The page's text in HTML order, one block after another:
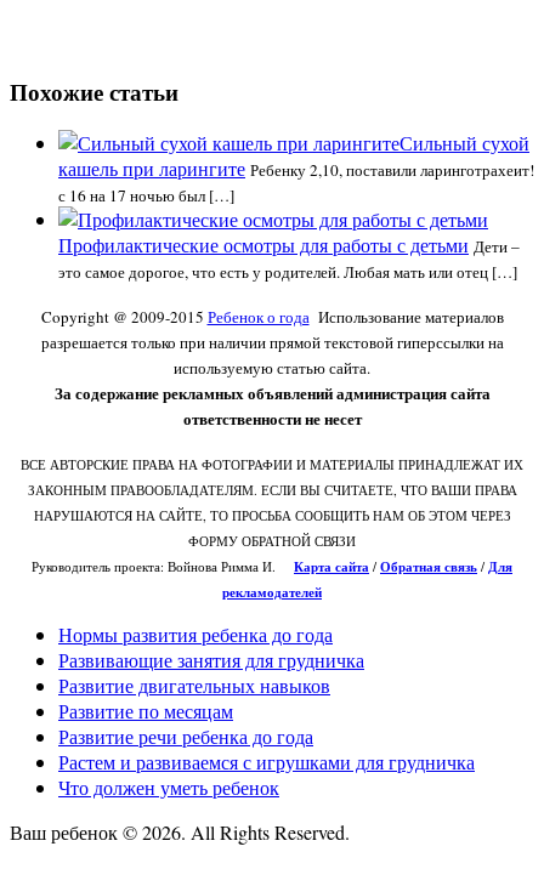
Похожие статьи
Сильный сухой
кашель при ларингите Ребенку 2,10, поставили ларинготрахеит!
с 16 на 17 ночью был […]
Профилактические осмотры для работы с детьми Дети –
это самое дорогое, что есть у родителей. Любая мать или отец […]
Copyright @ 2009-2015 Ребенок о годаИспользование материалов
разрешается только при наличии прямой текстовой гиперссылки на
используемую статью сайта.
За содержание рекламных объявлений администрация сайта
ответственности не несет
ВСЕ АВТОРСКИЕ ПРАВА НА ФОТОГРАФИИ И МАТЕРИАЛЫ ПРИНАДЛЕЖАТ ИХ
ЗАКОННЫМ ПРАВООБЛАДАТЕЛЯМ. ЕСЛИ ВЫ СЧИТАЕТЕ, ЧТО ВАШИ ПРАВА
НАРУШАЮТСЯ НА САЙТЕ, ТО ПРОСЬБА СООБЩИТЬ НАМ ОБ ЭТОМ ЧЕРЕЗ
ФОРМУ ОБРАТНОЙ СВЯЗИ
Руководитель проекта: Войнова Римма И. Карта сайта / Обратная связь / Для
рекламодателей
Нормы развития ребенка до года
Развивающие занятия для грудничка
Развитие двигательных навыков
Развитие по месяцам
Развитие речи ребенка до года
Растем и развиваемся с игрушками для грудничка
Что должен уметь ребенок
Ваш ребенок © 2026. All Rights Reserved.